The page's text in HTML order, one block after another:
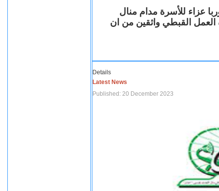
عزاء للأسرة مدام منال
العمل القبطي واثقين من ان
Details
Latest News
Published: 20 December 2023